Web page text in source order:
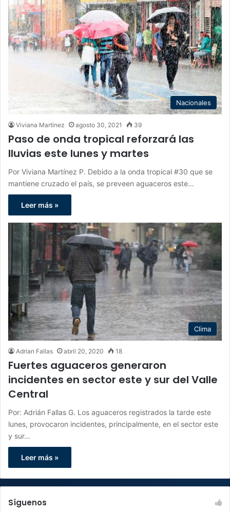
Nacionales
Viviana Martinez agosto 30, 2021 39
Paso de onda tropical reforzará las
lluvias este lunes y martes
Por Viviana Martínez P. Debido a la onda tropical #30 que se
mantiene cruzado el país, se preveen aguaceros este…
Leer más »
Clima
Adrian Fallas abril 20, 2020 18
Fuertes aguaceros generaron
incidentes en sector este y sur del Valle
Central
Por: Adrián Fallas G. Los aguaceros registrados la tarde este
lunes, provocaron incidentes, principalmente, en el sector este
y sur…
Leer más »
Síguenos